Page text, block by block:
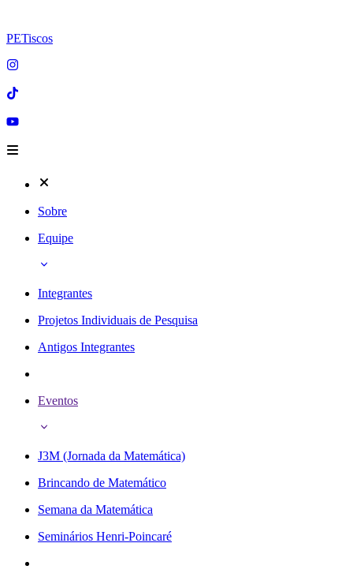
PETiscos
Sobre
Equipe
Integrantes
Projetos Individuais de Pesquisa
Antigos Integrantes
Eventos
J3M (Jornada da Matemática)
Brincando de Matemático
Semana da Matemática
Seminários Henri-Poincaré